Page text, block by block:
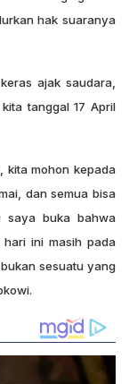
hak suaranya
ajak saudara,
tanggal 17 April
kita mohon kepada
dan semua bisa
saya buka bahwa
ini masih pada
sesuatu yang